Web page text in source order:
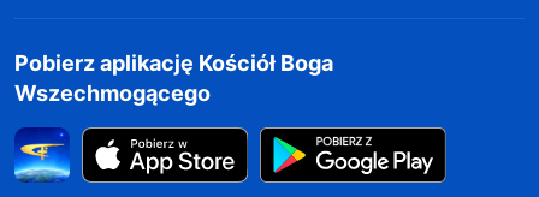
Pobierz aplikację Kościół Boga
Wszechmogącego